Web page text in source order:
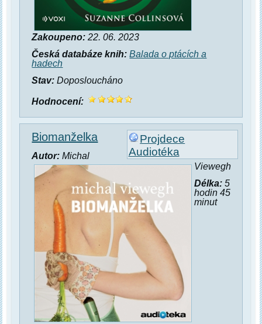
Zakoupeno: 22. 06. 2023
Česká databáze knih: Balada o ptácích a
hadech
Stav: Doposloucháno
Hodnocení:
Projdece
Audiotéka
Biomanželka
Autor: Michal
Viewegh
Délka:5
hodin 45
minut